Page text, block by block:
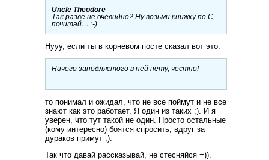
Uncle Theodore
Так разве не очевидно? Ну возьми книжку по С,
почитай… :-)
Нууу, если ты в корневом посте сказал вот это:
Ничего заподлястого в ней нету, честно!
то понимал и ожидал, что не все поймут и не все
знают как это работает. Я один из таких ;). И я
уверен, что тут такой не один. Просто остальные
(кому интересно) боятся спросить, вдруг за
дураков примут ;).
Так что давай рассказывай, не стесняйся =)).